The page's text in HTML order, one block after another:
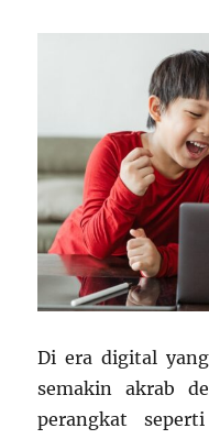
Di era digital
semakin akrab
perangkat